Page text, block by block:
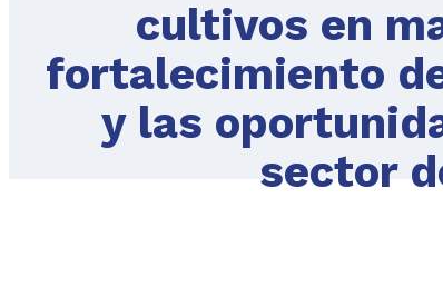
cultivos en
fortalecimiento
y las
sector